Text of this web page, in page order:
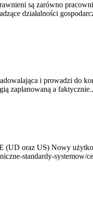
są zarówno
działalności
i prowadzi do
zaplanowaną a
(UD oraz US) Nowy
standardy-systemow/